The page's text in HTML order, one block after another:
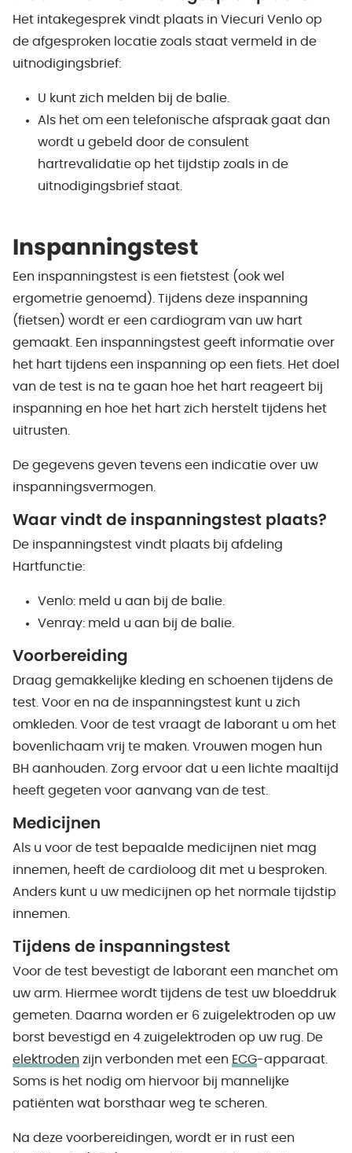
Het intakegesprek vindt plaats in Viecuri Venlo op
de afgesproken locatie zoals staat vermeld in de
uitnodigingsbrief:
U kunt zich melden bij de balie.
Als het om een telefonische afspraak gaat dan
wordt u gebeld door de consulent
hartrevalidatie op het tijdstip zoals in de
uitnodigingsbrief staat.
Inspanningstest
Een inspanningstest is een fietstest (ook wel
ergometrie genoemd). Tijdens deze inspanning
(fietsen) wordt er een cardiogram van uw hart
gemaakt. Een inspanningstest geeft informatie over
het hart tijdens een inspanning op een fiets. Het doel
van de test is na te gaan hoe het hart reageert bij
inspanning en hoe het hart zich herstelt tijdens het
uitrusten.
De gegevens geven tevens een indicatie over uw
inspanningsvermogen.
Waar vindt de inspanningstest plaats?
De inspanningstest vindt plaats bij afdeling
Hartfunctie:
Venlo: meld u aan bij de balie.
Venray: meld u aan bij de balie.
Voorbereiding
Draag gemakkelijke kleding en schoenen tijdens de
test. Voor en na de inspanningstest kunt u zich
omkleden. Voor de test vraagt de laborant u om het
bovenlichaam vrij te maken. Vrouwen mogen hun
BH aanhouden. Zorg ervoor dat u een lichte maaltijd
heeft gegeten voor aanvang van de test.
Medicijnen
Als u voor de test bepaalde medicijnen niet mag
innemen, heeft de cardioloog dit met u besproken.
Anders kunt u uw medicijnen op het normale tijdstip
innemen.
Tijdens de inspanningstest
Voor de test bevestigt de laborant een manchet om
uw arm. Hiermee wordt tijdens de test uw bloeddruk
gemeten. Daarna worden er 6 zuigelektroden op uw
borst bevestigd en 4 zuigelektroden op uw rug. De
elektroden zijn verbonden met een ECG-apparaat.
Soms is het nodig om hiervoor bij mannelijke
patiënten wat borsthaar weg te scheren.
Na deze voorbereidingen, wordt er in rust een